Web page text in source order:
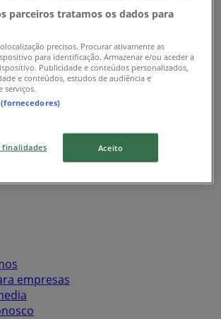
Supermercados
desporto
Farmácias e Saúde
Bricolage, Jardim
e Decoração
da Shopfully, a empresa tecnológica
o comércio local em todo o
empresas
parceiros tratamos os dados para
precisos. Procurar ativamente as
para identificação. Armazenar e/ou aceder a
Publicidade e conteúdos personalizados,
e conteúdos, estudos de audiência e
serviços.
Aceito